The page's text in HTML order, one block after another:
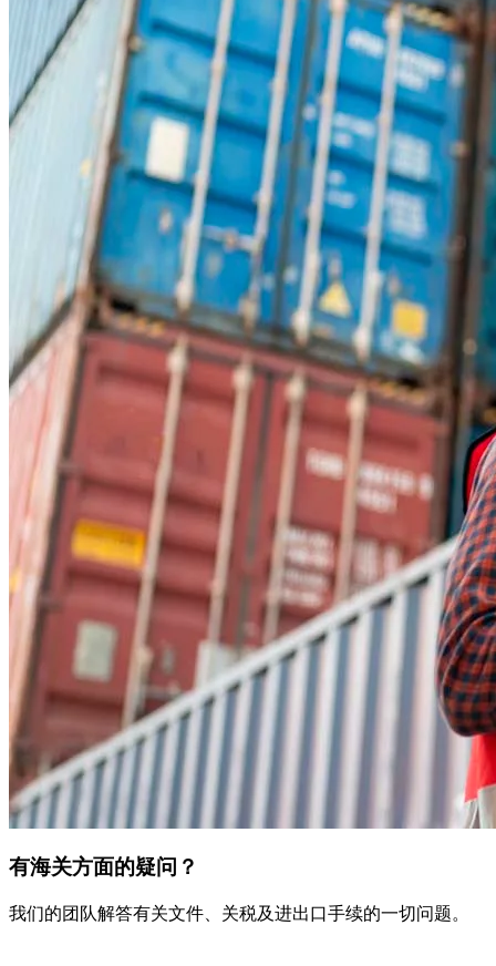
有海关方面的疑问？
我们的团队解答有关文件、关税及进出口手续的一切问题。